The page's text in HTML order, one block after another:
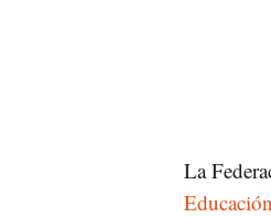
La
Educación